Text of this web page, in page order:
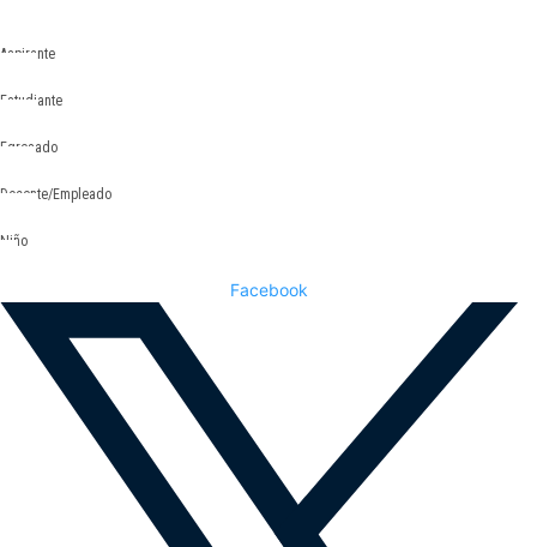
Aspirante
Estudiante
Egresado
Docente/Empleado
Niño
Facebook